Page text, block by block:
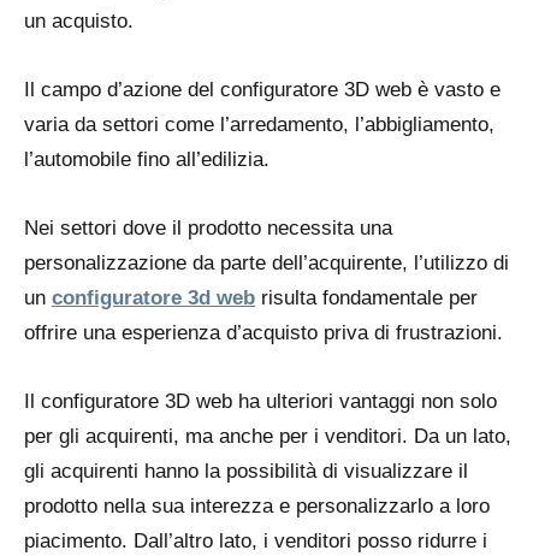
un acquisto.
Il campo d’azione del configuratore 3D web è vasto e
varia da settori come l’arredamento, l’abbigliamento,
l’automobile fino all’edilizia.
Nei settori dove il prodotto necessita una
personalizzazione da parte dell’acquirente, l’utilizzo di
un configuratore 3d web risulta fondamentale per
offrire una esperienza d’acquisto priva di frustrazioni.
Il configuratore 3D web ha ulteriori vantaggi non solo
per gli acquirenti, ma anche per i venditori. Da un lato,
gli acquirenti hanno la possibilità di visualizzare il
prodotto nella sua interezza e personalizzarlo a loro
piacimento. Dall’altro lato, i venditori posso ridurre i